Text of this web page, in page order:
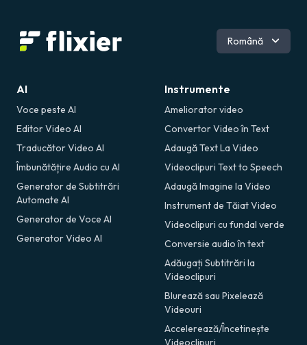
Engleză
Română
AI
Voce peste AI
Editor Video AI
Traducător Video AI
Îmbunătățire Audio cu AI
Generator de Subtitrări
Automate AI
Generator de Voce AI
Generator Video AI
Instrumente
Ameliorator video
Convertor Video în Text
Adaugă Text La Video
Videoclipuri Text to Speech
Adaugă Imagine la Video
Instrument de Tăiat Video
Videoclipuri cu fundal verde
Conversie audio în text
Adăugați Subtitrări la
Videoclipuri
Blurează sau Pixelează
Videouri
Accelerează/Încetinește
Videoclipuri